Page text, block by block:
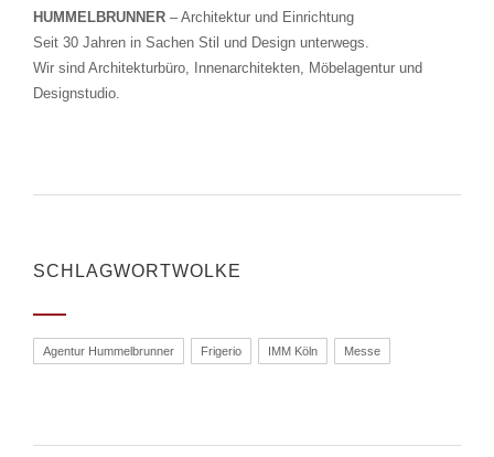
HUMMELBRUNNER – Architektur und Einrichtung
Seit 30 Jahren in Sachen Stil und Design unterwegs.
Wir sind Architekturbüro, Innenarchitekten, Möbelagentur und
Designstudio.
SCHLAGWORTWOLKE
Agentur Hummelbrunner Frigerio IMM Köln Messe